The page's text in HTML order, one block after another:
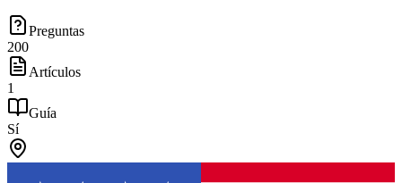
Preguntas
200
Artículos
1
Guía
Sí